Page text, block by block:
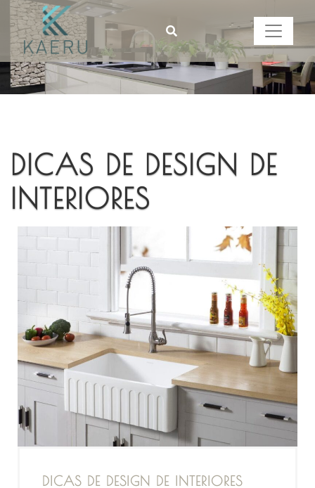
DICAS DE DESIGN DE
INTERIORES
DICAS DE DESIGN DE INTERIORES